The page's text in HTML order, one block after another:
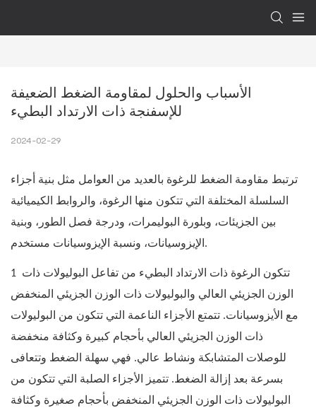
الأسباب والحلول لمقاومة الضغط الضعيفة
للإسفنجة ذات الارتداد البطيء
2024-02-29
ترتبط مقاومة الضغط للرغوة بالعديد من العوامل مثل بنية أجزاء
السلسلة المختلفة التي تتكون منها الرغوة، والروابط الكيميائية
بين الجزيئات، وبلورة البوليمرات، ودرجة فصل الطور، وبنية
الإيزوسيانات، ونسبة الإيزوسيانات مستخدم.
1
الوزن الجزيئي العالي والبوليولات ذات الوزن الجزيئي المنخفض
مع الأيزوسيانات. تتمتع الأجزاء الناعمة التي تتكون من البوليولات
ذات الوزن الجزيئي العالي بأحجام كبيرة وكثافة منخفضة
للوصلات المتشابكة ونشاط عالي. فهي سهلة الضغط وتتعافى
بسرعة بعد إزالة الضغط. تتميز الأجزاء الصلبة التي تتكون من
البوليولات ذات الوزن الجزيئي المنخفض بأحجام صغيرة وكثافة